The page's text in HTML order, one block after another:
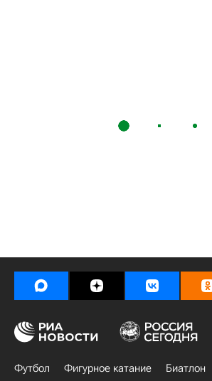
Футбол Фигурное катание Биатлон